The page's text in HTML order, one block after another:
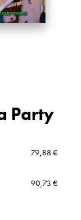
Party
79,88 €
90,73 €